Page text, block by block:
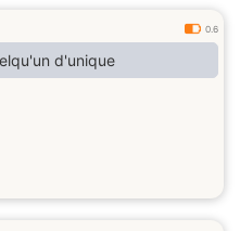
0.6
d'unique